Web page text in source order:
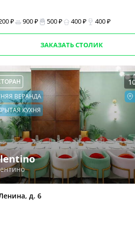
₽ 900 ₽ 500 ₽ 400 ₽ 400 ₽
ЗАКАЗАТЬ СТОЛИК
ВЕРАНДА
КУХНЯ
д. 6